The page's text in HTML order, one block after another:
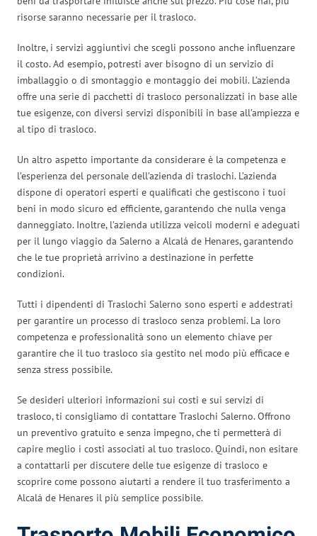
risorse saranno necessarie per il trasloco.
Inoltre, i servizi aggiuntivi che scegli possono anche influenzare
il costo. Ad esempio, potresti aver bisogno di un servizio di
imballaggio o di smontaggio e montaggio dei mobili. L’azienda
offre una serie di pacchetti di trasloco personalizzati in base alle
tue esigenze, con diversi servizi disponibili in base all’ampiezza e
al tipo di trasloco.
Un altro aspetto importante da considerare è la competenza e
l’esperienza del personale dell’azienda di traslochi. L’azienda
dispone di operatori esperti e qualificati che gestiscono i tuoi
beni in modo sicuro ed efficiente, garantendo che nulla venga
danneggiato. Inoltre, l’azienda utilizza veicoli moderni e adeguati
per il lungo viaggio da Salerno a Alcalá de Henares, garantendo
che le tue proprietà arrivino a destinazione in perfette
condizioni.
Tutti i dipendenti di Traslochi Salerno sono esperti e addestrati
per garantire un processo di trasloco senza problemi. La loro
competenza e professionalità sono un elemento chiave per
garantire che il tuo trasloco sia gestito nel modo più efficace e
senza stress possibile.
Se desideri ulteriori informazioni sui costi e sui servizi di
trasloco, ti consigliamo di contattare Traslochi Salerno. Offrono
un preventivo gratuito e senza impegno, che ti permetterà di
capire meglio i costi associati al tuo trasloco. Quindi, non esitare
a contattarli per discutere delle tue esigenze di trasloco e
scoprire come possono aiutarti a rendere il tuo trasferimento a
Alcalá de Henares il più semplice possibile.